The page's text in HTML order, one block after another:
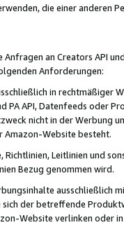
die einer anderen
Anfragen an Creators API
Anforderungen:
in rechtmäßiger
PA API, Datenfeeds oder
nicht in der Werbung
Amazon-Website besteht.
Richtlinien, Leitlinien und
Bezug genommen wird.
ausschließlich
der betreffende
Website verlinken oder